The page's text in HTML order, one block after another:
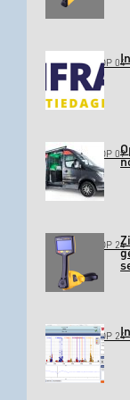
GEPLAATST OP
GEPLAATST OP
GEPLAATST OP
GEPLAATST OP